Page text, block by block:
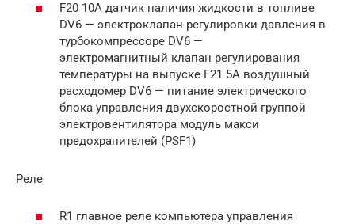
F20 10A датчик наличия жидкости в топливе
DV6 — электроклапан регулировки давления в
турбокомпрессоре DV6 —
электромагнитный клапан регулирования
температуры на выпуске F21 5A воздушный
расходомер DV6 — питание электрического
блока управления двухскоростной группой
электровентилятора модуль макси
предохранителей (PSF1)
Реле
R1 главное реле компьютера управления